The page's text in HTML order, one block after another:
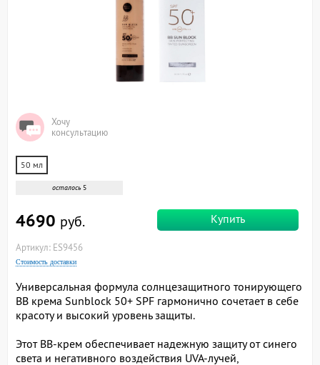
Хочу
консультацию
50 мл
осталось 5
4690 руб. Купить
Артикул: ES9456
Стоимость доставки
Универсальная формула солнцезащитного тонирующего
BB крема Sunblock 50+ SPF гармонично сочетает в себе
красоту и высокий уровень защиты.
Этот BB-крем обеспечивает надежную защиту от синего
света и негативного воздействия UVA-лучей,